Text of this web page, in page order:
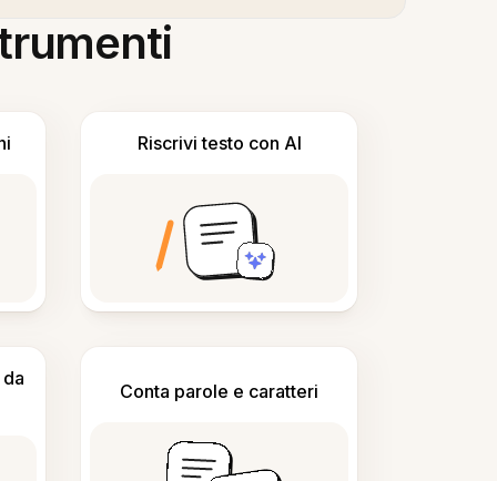
Riscrivi testo con AI
Conta parole e caratteri